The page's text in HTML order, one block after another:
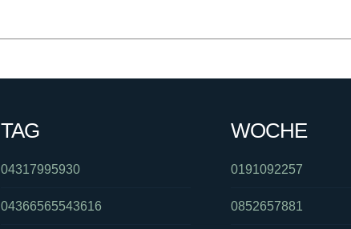
TAG
04317995930
04366565543616
WOCHE
0191092257
0852657881